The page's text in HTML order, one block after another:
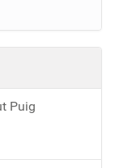
Puig